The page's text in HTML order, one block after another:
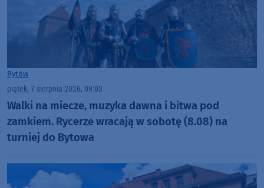
Bytów
piątek, 7 sierpnia 2026, 09:03
Walki na miecze, muzyka dawna i bitwa pod
zamkiem. Rycerze wracają w sobotę (8.08) na
turniej do Bytowa